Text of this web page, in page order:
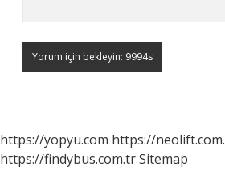
https://yopyu.com https://
https://findybus.com.trSitemap